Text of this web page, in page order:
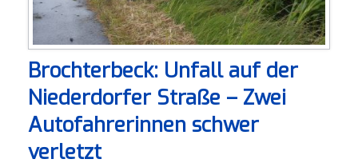
Brochterbeck: Unfall auf der
Niederdorfer Straße – Zwei
Autofahrerinnen schwer
verletzt